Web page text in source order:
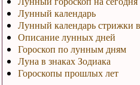
Лунный календарь
Лунный календарь стрижки
Описание лунных дней
Гороскоп по лунным дням
Луна в знаках Зодиака
Гороскопы прошлых лет